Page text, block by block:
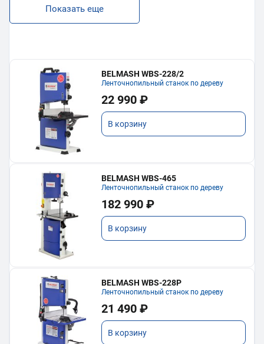
Показать еще
BELMASH WBS-228/2
Ленточнопильный станок по дереву
22 990 ₽
В корзину
BELMASH WBS-465
Ленточнопильный станок по дереву
182 990 ₽
В корзину
BELMASH WBS-228P
Ленточнопильный станок по дереву
21 490 ₽
В корзину